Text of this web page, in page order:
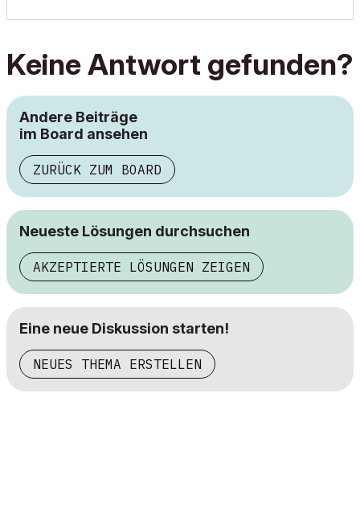
Keine Antwort gefunden?
Andere Beiträge
im Board ansehen
ZURÜCK ZUM BOARD
Neueste Lösungen durchsuchen
AKZEPTIERTE LÖSUNGEN ZEIGEN
Eine neue Diskussion starten!
NEUES THEMA ERSTELLEN